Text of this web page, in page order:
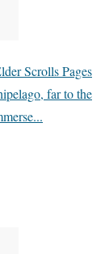
Scrolls Pages
far to the